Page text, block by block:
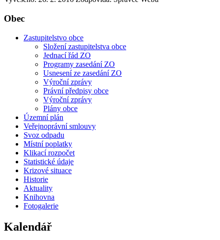
Obec
Zastupitelstvo obce
Složení zastupitelstva obce
Jednací řád ZO
Programy zasedání ZO
Usnesení ze zasedání ZO
Výroční zprávy
Právní předpisy obce
Výroční zprávy
Plány obce
Územní plán
Veřejnoprávní smlouvy
Svoz odpadu
Místní poplatky
Klikací rozpočet
Statistické údaje
Krizové situace
Historie
Aktuality
Knihovna
Fotogalerie
Kalendář